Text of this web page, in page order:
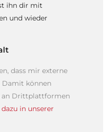
ihn dir mit
und wieder
dass mir externe
Damit können
an Drittplattformen
in unserer